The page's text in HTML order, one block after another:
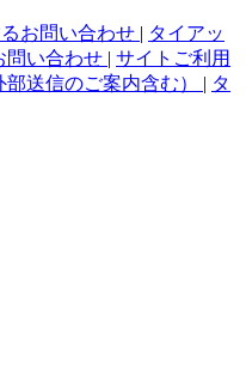
お問い合わせ | タイアッ
問い合わせ | サイトご利用
送信のご案内含む） | タ